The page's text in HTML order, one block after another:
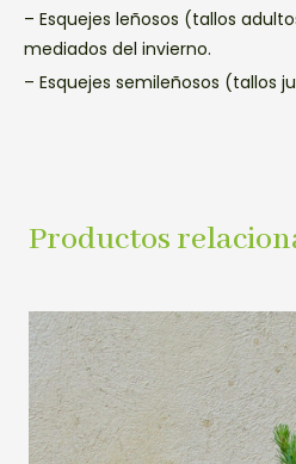
– Esquejes leñosos (tallos
mediados del invierno.
– Esquejes semileñosos (tallos
Productos